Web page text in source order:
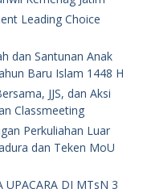
Leading Choice
dan Santunan Anak
Baru Islam 1448 H
JJS, dan Aksi
Classmeeting
Perkuliahan Luar
dan Teken MoU
UPACARA DI MTsN 3